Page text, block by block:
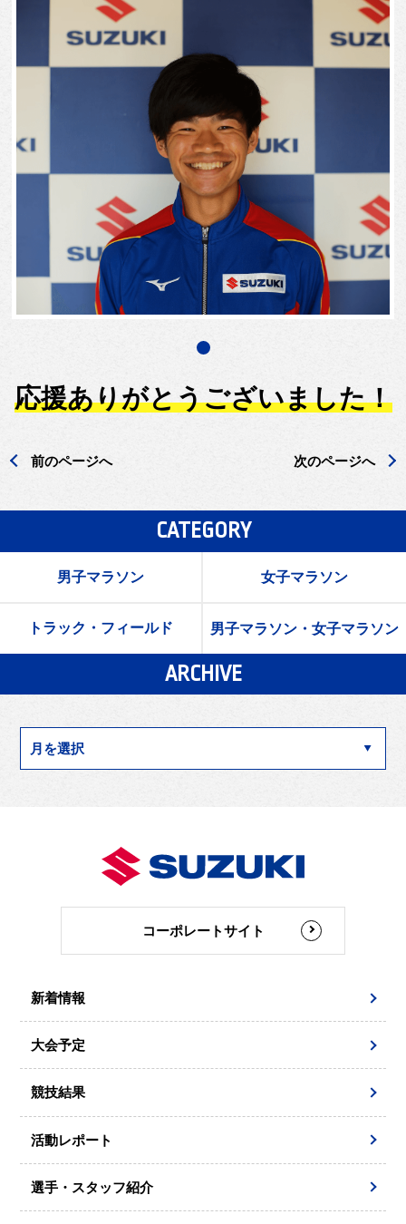
応援ありがとうございました！
前のページへ 次のページへ
CATEGORY
男子マラソン 女子マラソン
トラック・フィールド 男子マラソン・女子マラソン
ARCHIVE
コーポレートサイト
新着情報
大会予定
競技結果
活動レポート
選手・スタッフ紹介